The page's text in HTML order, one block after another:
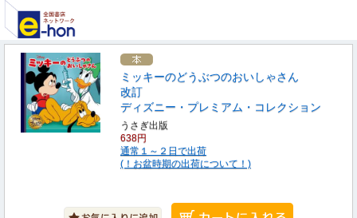
ミッキーのどうぶつのおいしゃさん
改訂
ディズニー・プレミアム・コレクション
うさぎ出版
638円
通常１～２日で出荷
(！お盆時期の出荷について！)